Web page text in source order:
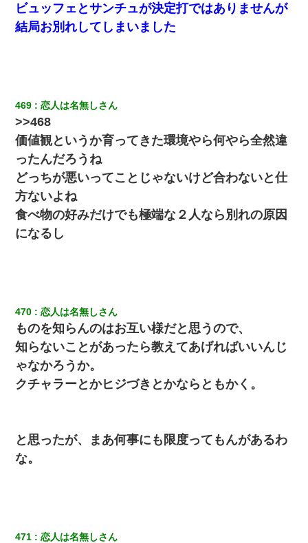
出張中の旦那から『フリンしやがって、このクズ』と電話が。私
「本当に家まで来たの？証拠は？」旦那「俺の言葉が信じられな
9月に付き合い始めたけどこの、この人と結婚はないわと判断して
別れた。その元彼が交通事故で重体になっているらしく…
ナンパにほいほい付いていった私、地獄に落ちる
父親がくも膜下出血で突然ﾀﾋ。→母の貯金が0なことが判明。→母
「私を家に置いてほしい、どうか見捨てないで(土下座」俺・嫁
「…」
からない
10年ほど前、息子がまだ年中だった時に離婚したんだけど、一昨
年の暮れに突然息子が職場を訪ねてきた。
同じマンションに住んでる女性が鍵をわかりやすいところに隠し
ている事に気づいた俺「忍びこんでみよう！」→ 結果
ビュッフェとサンチュが決定打ではありませんが
結局お別れしてしまいました
469 恋人は名無しさん
>>468
価値観というか育ってきた環境やら何やら全然違
ったんだろうね
どっちが悪いってことじゃないけど合わないと仕
方ないよね
食べ物の好みだけでも極端な２人なら別れの原因
になるし
470 恋人は名無しさん
ものを知らんのはお互い様だと思うので、
知らないことがあったら教えてあげればいいんじ
ゃなかろうか。
クチャラーとかヒジづきとかならともかく。
と思ったが、まあ何事にも限度ってもんがあるわ
な。
471 恋人は名無しさん